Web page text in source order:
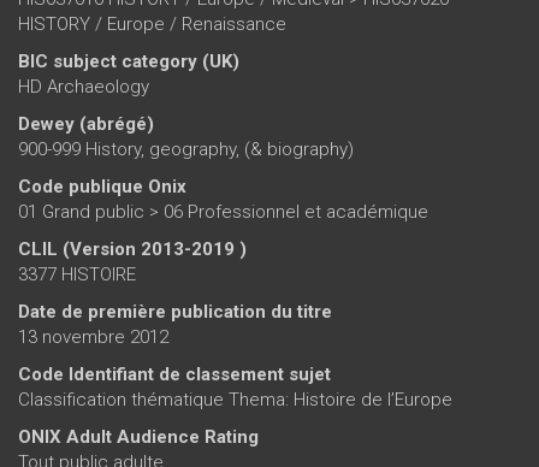
HISTORY / Europe / Renaissance
BIC subject category (UK)
HD Archaeology
Dewey (abrégé)
900-999 History, geography, (& biography)
Code publique Onix
01 Grand public > 06 Professionnel et académique
CLIL (Version 2013-2019 )
3377 HISTOIRE
Date de première publication du titre
13 novembre 2012
Code Identifiant de classement sujet
Classification thématique Thema: Histoire de l’Europe
ONIX Adult Audience Rating
Tout public adulte